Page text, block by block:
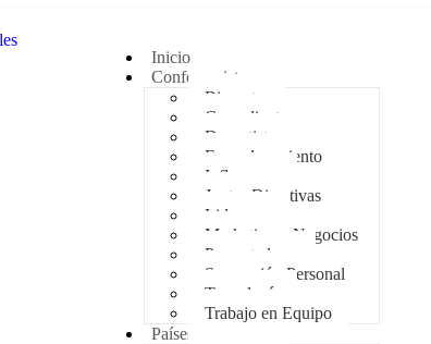
Inicio
Conferencistas
Bienestar
Comediantes
Deportistas
Empoderamiento
Influencers
Juntas Directivas
Liderazgo
Marketing y Negocios
Presentadores
Superación Personal
Tecnología
Trabajo en Equipo
Países